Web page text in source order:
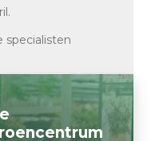
specialisten